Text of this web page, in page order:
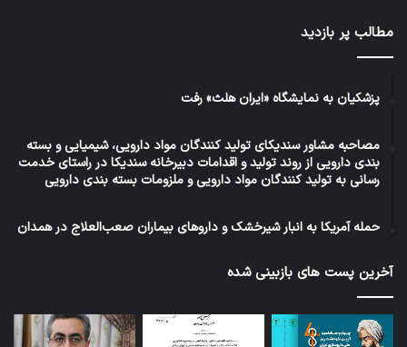
مطالب پر بازدید
پزشکیان به نمایشگاه «ایران هلث» رفت
مصاحبه مشاور سندیکای تولید کنندگان مواد دارویی، شیمیایی و بسته
بندی دارویی از روند تولید و اقدامات دبیرخانه سندیکا در راستای خدمت
رسانی به تولید کنندگان مواد دارویی و ملزومات بسته بندی دارویی
حمله آمریکا به انبار شیرخشک و داروهای بیماران صعب‌العلاج در همدان
آخرین پست های بازبینی شده